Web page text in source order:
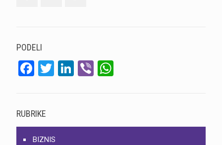
PODELI
Facebook
Twitter
LinkedIn
Viber
RUBRIKE
BIZNIS